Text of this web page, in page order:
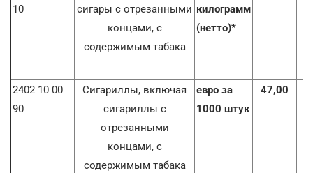
10
сигары с отрезанными
концами, с
содержимым табака
килограмм
(нетто)*
2402 10 00
90
Сигариллы, включая
сигариллы с
отрезанными
концами, с
содержимым табака
евро за
1000 штук
47,00